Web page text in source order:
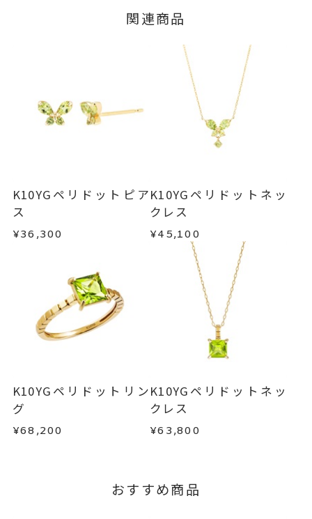
#9，#11，#13
サイズ直し ±1まで可
モチーフ 縦：約5.8mm 横：約8.
5mm 厚さ：約3.1mm
リング幅 最大：約2.1mm/最
ペリドットリング 、
K10YGリング 、
バタフライリング
■お届け目安が「3営業日以内に発送」の商品
例：金曜日17時までのご注文→翌週火曜日までに
■お届け目安が「約1ヶ月半以内～」の商品
ご注文いただいてから在庫状況を確認いたしま
・在庫のご用意ができる場合： 約1週間～1ヶ月以
内を目安に発送いたします。
・受注生産となる場合： 商品ページに記載のある
目安日数を頂戴し、一から製作いたします。
※お急ぎの方はご注文前にお問い合わせくださ
い。事前に現在の納期状況を確認いたします。
お届け予定日はご注文から2営業日以内にメールに
ージの購入履歴一覧よりご注文状況をご確認いた
ご注文状況が「注文済み」の場合に限り、キャ
メンバーシップ未登録のお客さまは、お問い合
わせフォームよりご連絡ください。
以下の場合、商品の返品・交換・返金
・受注生産の商品
・お客さまのお手元で傷や汚れが発生した商品
・到着後ご連絡無く7日以上経過した商品
・刻印をお入れした商品
・販売期間が限定されている商品
・過度な交換・返品を繰り返している場合
商品の品質には万全を期しておりますが、万が一
不良品の場合、またはご注文のお品と異なる場合
は、早急に商品を交換させていただきます。
はお問い合わせフォームよりご連絡ください。
この場合の返送料は弊社にて負担いたしますの
で、着払いにてご返送ください。
詳細はこちら
関連商品
K10YGペリドットピア
ス
¥36,300
K10YGペリドットネッ
クレス
¥45,100
K10YGペリドットリン
グ
¥68,200
K10YGペリドットネッ
クレス
¥63,800
おすすめ商品